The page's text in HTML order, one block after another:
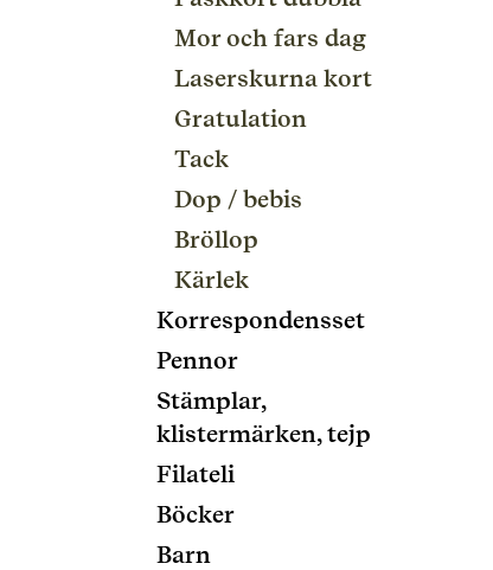
Mor och fars dag
Laserskurna kort
Gratulation
Tack
Dop / bebis
Bröllop
Kärlek
Korrespondensset
Pennor
Stämplar,
klistermärken, tejp
Filateli
Böcker
Barn